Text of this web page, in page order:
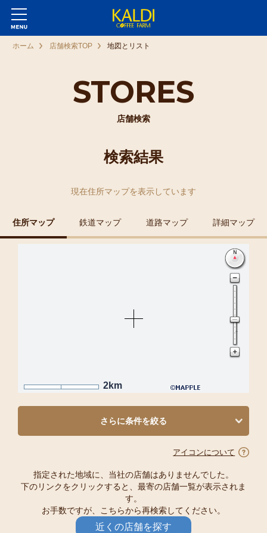
STORES
店舗検索
ホーム 店舗検索TOP 地図とリスト
検索結果
現在住所マップを表示しています
住所マップ 鉄道マップ 道路マップ 詳細マップ
2km
さらに条件を絞る
アイコンについて
指定された地域に、当社の店舗はありませんでした。
下のリンクをクリックすると、最寄の店舗一覧が表示されま
す。
お手数ですが、こちらから再検索してください。
近くの店舗を探す